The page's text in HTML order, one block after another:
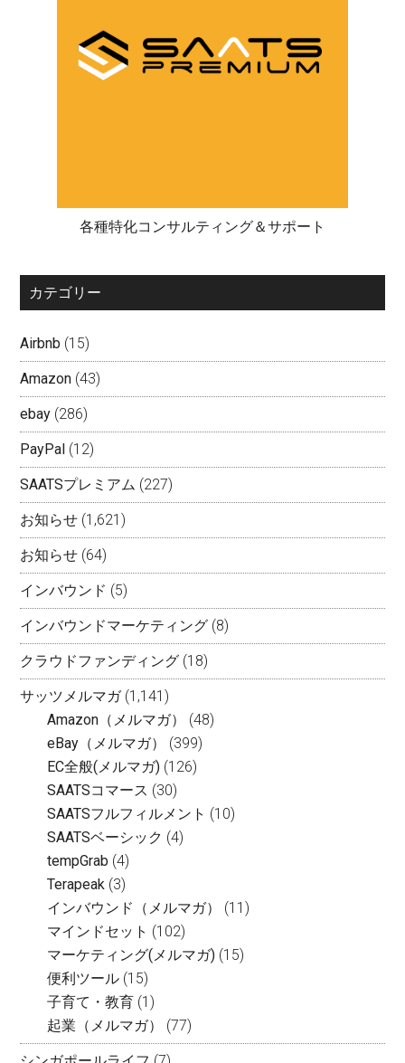
各種特化コンサルティング＆サポート
カテゴリー
Airbnb (15)
Amazon (43)
ebay (286)
PayPal (12)
SAATSプレミアム (227)
お知らせ (1,621)
お知らせ (64)
インバウンド (5)
インバウンドマーケティング (8)
クラウドファンディング (18)
サッツメルマガ(1,141)
Amazon（メルマガ）
(48)
eBay（メルマガ）
(399)
EC全般(メルマガ) (126)
SAATSコマース (30)
SAATSフルフィルメント (10)
SAATSベーシック (4)
tempGrab (4)
Terapeak (3)
インバウンド（メルマガ）
(11)
マインドセット (102)
マーケティング(メルマガ) (15)
便利ツール (15)
子育て・教育 (1)
起業（メルマガ）
(77)